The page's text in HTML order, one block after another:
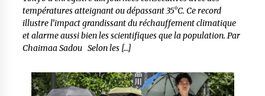
températures atteignant ou dépassant 35°C. Ce record
illustre l’impact grandissant du réchauffement climatique
et alarme aussi bien les scientifiques que la population. Par
Chaimaa Sadou Selon les […]